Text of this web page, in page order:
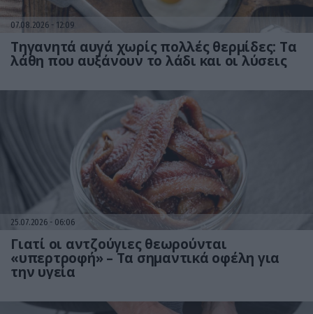
07.08.2026 12:09
Τηγανητά αυγά χωρίς πολλές θερμίδες: Τα
λάθη που αυξάνουν το λάδι και οι λύσεις
25.07.2026 06:06
Γιατί οι αντζούγιες θεωρούνται
«υπερτροφή» – Τα σημαντικά οφέλη για
την υγεία